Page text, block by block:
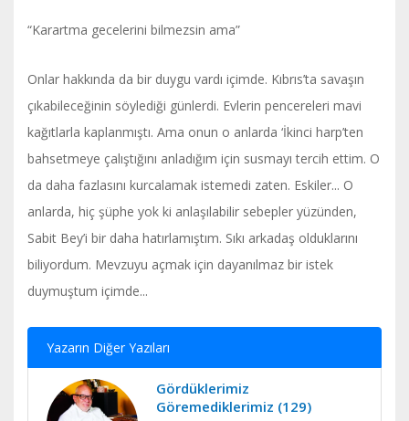
“Karartma gecelerini bilmezsin ama”
Onlar hakkında da bir duygu vardı içimde. Kıbrıs’ta savaşın
çıkabileceğinin söylediği günlerdi. Evlerin pencereleri mavi
kağıtlarla kaplanmıştı. Ama onun o anlarda ‘İkinci harp’ten
bahsetmeye çalıştığını anladığım için susmayı tercih ettim. O
da daha fazlasını kurcalamak istemedi zaten. Eskiler... O
anlarda, hiç şüphe yok ki anlaşılabilir sebepler yüzünden,
Sabit Bey’i bir daha hatırlamıştım. Sıkı arkadaş olduklarını
biliyordum. Mevzuyu açmak için dayanılmaz bir istek
duymuştum içimde...
Yazarın Diğer Yazıları
Gördüklerimiz
Göremediklerimiz (129)